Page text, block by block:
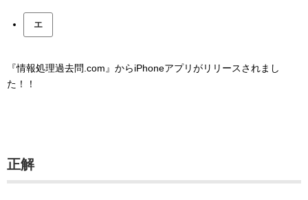
エ
『情報処理過去問.com』からiPhoneアプリがリリースされまし
た！！
正解